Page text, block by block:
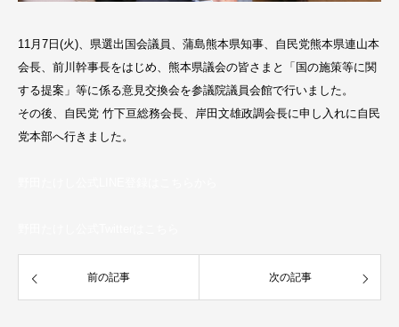
11月7日(火)、県選出国会議員、蒲島熊本県知事、自民党熊本県連山本
会長、前川幹事長をはじめ、熊本県議会の皆さまと「国の施策等に関
する提案」等に係る意見交換会を参議院議員会館で行いました。
その後、自民党 竹下亘総務会長、岸田文雄政調会長に申し入れに自民
党本部へ行きました。
前の記事 次の記事